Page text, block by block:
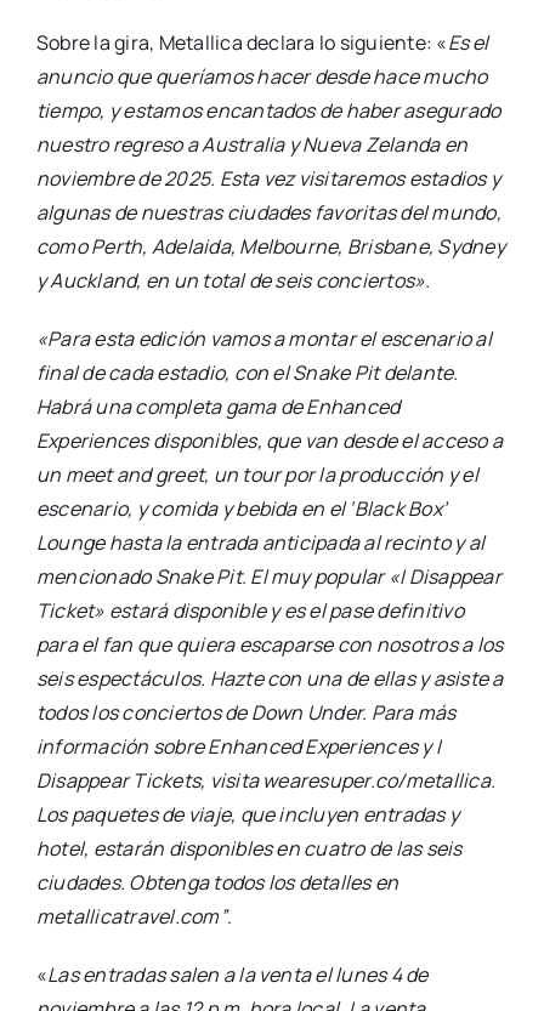
Sobre la gira, Metallica declara lo siguiente: «Es el
anuncio que queríamos hacer desde hace mucho
tiempo, y estamos encantados de haber asegurado
nuestro regreso a Australia y Nueva Zelanda en
noviembre de 2025. Esta vez visitaremos estadios y
algunas de nuestras ciudades favoritas del mundo,
como Perth, Adelaida, Melbourne, Brisbane, Sydney
y Auckland, en un total de seis conciertos».
«Para esta edición vamos a montar el escenario al
final de cada estadio, con el Snake Pit delante.
Habrá una completa gama de Enhanced
Experiences disponibles, que van desde el acceso a
un meet and greet, un tour por la producción y el
escenario, y comida y bebida en el ‘Black Box’
Lounge hasta la entrada anticipada al recinto y al
mencionado Snake Pit. El muy popular «I Disappear
Ticket» estará disponible y es el pase definitivo
para el fan que quiera escaparse con nosotros a los
seis espectáculos. Hazte con una de ellas y asiste a
todos los conciertos de Down Under. Para más
información sobre Enhanced Experiences y I
Disappear Tickets, visita wearesuper.co/metallica.
Los paquetes de viaje, que incluyen entradas y
hotel, estarán disponibles en cuatro de las seis
ciudades. Obtenga todos los detalles en
metallicatravel.com”.
«Las entradas salen a la venta el lunes 4 de